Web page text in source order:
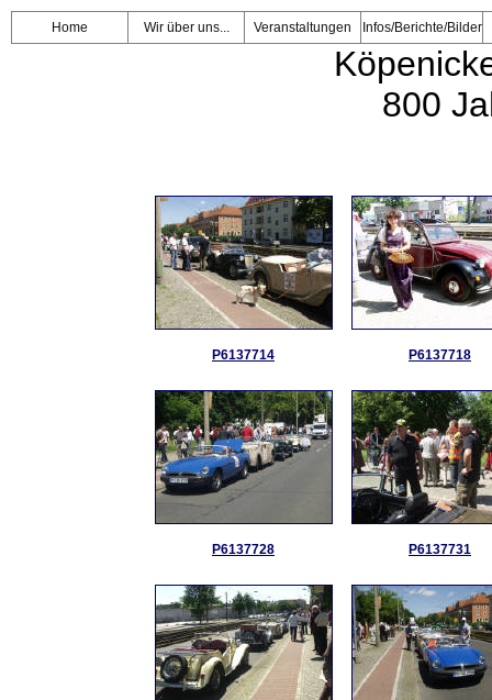
Home Wir über uns... Veranstaltungen Infos/Berichte/Bilder
800
P6137714 P6137718
P6137728 P6137731